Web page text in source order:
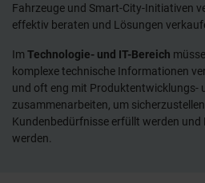
Fahrzeuge und Smart-City-Initiativen
effektiv beraten und Lösungen
Im Technologie- und IT-Bereich
komplexe technische Informationen
und oft eng mit Produktentwicklungs-
zusammenarbeiten, um
Kundenbedürfnisse erfüllt werden und
werden.